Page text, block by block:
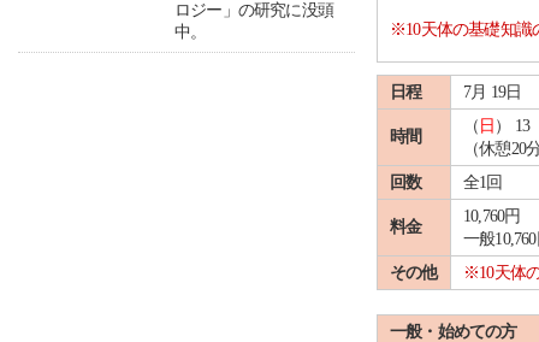
ロジー」の研究に没頭
中。
※10天体の基礎知識
日程 7月 19日
時間
（ 日 ） 13
（休憩20
回数
全1回
料金
10,760円
一般
その他
※10天体
一般・始めての方